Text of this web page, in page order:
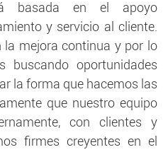
basada en el apoyo
y servicio al cliente.
la mejora continua y por lo
buscando oportunidades
la forma que hacemos las
que nuestro equipo
con clientes y
firmes creyentes en el